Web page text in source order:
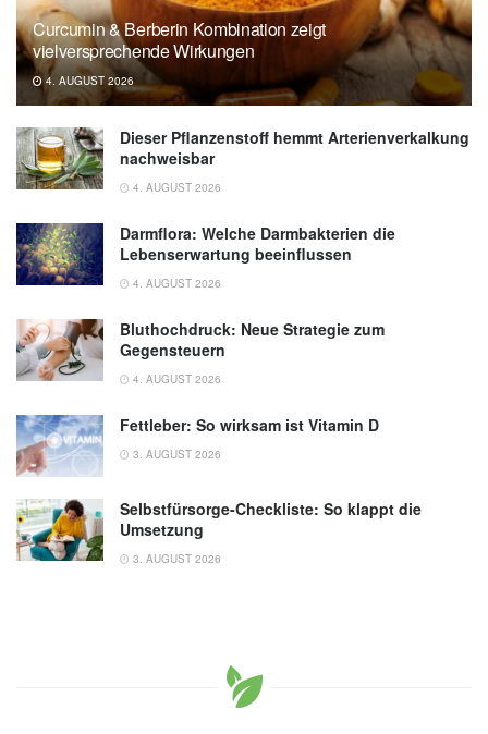
Curcumin & Berberin Kombination zeigt
vielversprechende Wirkungen
4. AUGUST 2026
Dieser Pflanzenstoff hemmt Arterienverkalkung
nachweisbar
4. AUGUST 2026
Darmflora: Welche Darmbakterien die
Lebenserwartung beeinflussen
4. AUGUST 2026
Bluthochdruck: Neue Strategie zum
Gegensteuern
4. AUGUST 2026
Fettleber: So wirksam ist Vitamin D
3. AUGUST 2026
Selbstfürsorge-Checkliste: So klappt die
Umsetzung
3. AUGUST 2026